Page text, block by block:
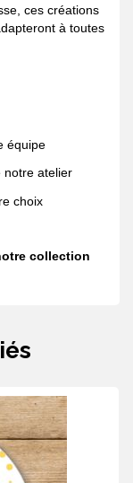
ces créations
à toutes
équipe
notre atelier
choix
collection